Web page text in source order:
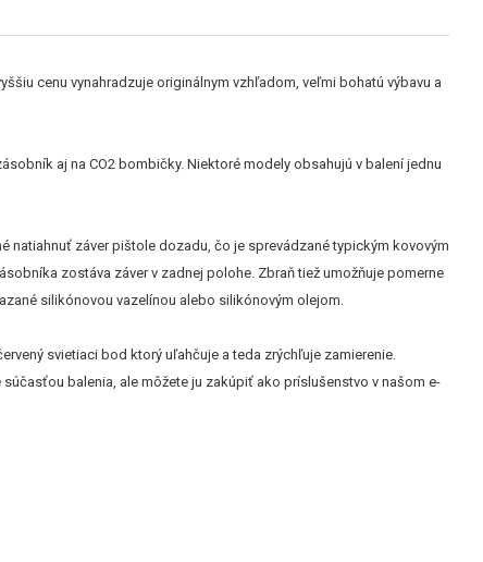
cenu vynahradzuje originálnym vzhľadom, veľmi bohatú výbavu a
aj na CO2 bombičky. Niektoré modely obsahujú v balení jednu
natiahnuť záver pištole dozadu, čo je sprevádzané typickým kovovým
zostáva záver v zadnej polohe. Zbraň tiež umožňuje pomerne
silikónovou vazelínou alebo silikónovým olejom.
svietiaci bod ktorý uľahčuje a teda zrýchľuje zamierenie.
balenia, ale môžete ju zakúpiť ako príslušenstvo v našom e-